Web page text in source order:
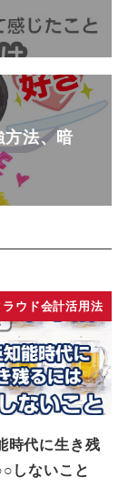
法、暗
ラウド会計活用法
時代に生き残
しないこと